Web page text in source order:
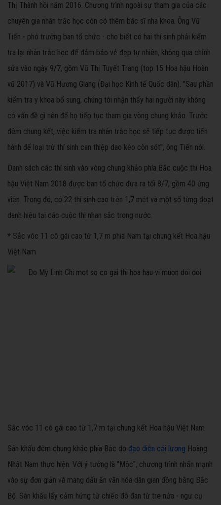
Thị Thành hồi năm 2016. Chương trình ngoài sự tham gia của các
chuyên gia nhân trắc học còn có thêm bác sĩ nha khoa. Ông Vũ
Tiến - phó trưởng ban tổ chức - cho biết có hai thí sinh phải kiểm
tra lại nhân trắc học để đảm bảo vẻ đẹp tự nhiên, không qua chỉnh
sửa vào ngày 9/7, gồm Vũ Thị Tuyết Trang (top 15 Hoa hậu Hoàn
vũ 2017) và Vũ Hương Giang (Đại học Kinh tế Quốc dân). "Sau phần
kiểm tra y khoa bổ sung, chúng tôi nhận thấy hai người này không
có vấn đề gì nên để họ tiếp tục tham gia vòng chung khảo. Trước
đêm chung kết, việc kiểm tra nhân trắc học sẽ tiếp tục được tiến
hành để loại trừ thí sinh can thiệp dao kéo còn sót", ông Tiến nói.
Danh sách các thí sinh vào vòng chung khảo phía Bắc cuộc thi Hoa
hậu Việt Nam 2018 được ban tổ chức đưa ra tối 8/7, gồm 40 ứng
viên. Trong đó, có 22 thí sinh cao trên 1,7 mét và một số từng đoạt
danh hiệu tại các cuộc thi nhan sắc trong nước.
* Sắc vóc 11 cô gái cao từ 1,7 m phía Nam tại chung kết Hoa hậu
Việt Nam
Sắc vóc 11 cô gái cao từ 1,7 m tại chung kết Hoa hậu Việt Nam
Sân khấu đêm chung khảo phía Bắc do đạo diễn cải lương Hoàng
Nhật Nam thực hiện. Với ý tưởng là "Mộc", chương trình nhấn mạnh
vào sự đơn giản và mang dấu ấn văn hóa dân gian đồng bằng Bắc
Bộ. Sân khấu lấy cảm hứng từ chiếc đó đan từ tre nứa - ngư cụ